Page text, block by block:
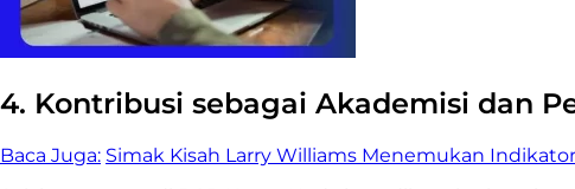
4. Kontribusi sebagai Akademisi dan
Baca Juga: Simak Kisah Larry Williams Menemukan